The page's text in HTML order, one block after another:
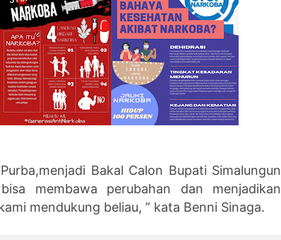
Bakal Calon Bupati Simalungun
membawa perubahan dan menjadikan
mendukung beliau, ” kata Benni Sinaga.